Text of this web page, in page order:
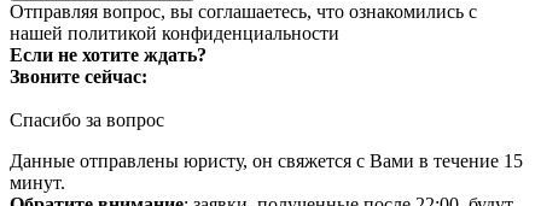
Отправляя вопрос, вы соглашаетесь, что ознакомились с
нашей политикой конфиденциальности
Если не хотите ждать?
Звоните сейчас:
Спасибо за вопрос
Данные отправлены юристу, он свяжется с Вами в течение 15
минут.